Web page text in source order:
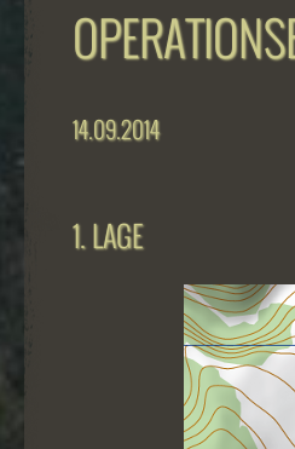
14.09.2014
1. LAGE